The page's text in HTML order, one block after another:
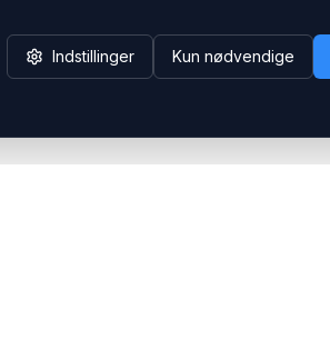
Indstillinger Kun nødvendige